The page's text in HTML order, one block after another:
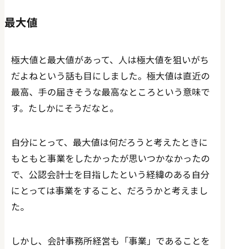
最大値
極大値と最大値があって、人は極大値を狙いがち
だよねという話も目にしました。極大値は直近の
最高、手の届きそうな最高なところという意味で
す。たしかにそうだなと。
自分にとって、最大値は何だろうと考えたときに
もともと事業をしたかったが思いつかなかったの
で、公認会計士を目指したという経緯のある自分
にとっては事業をすること、だろうかと考えまし
た。
しかし、会計事務所経営も「事業」であることを